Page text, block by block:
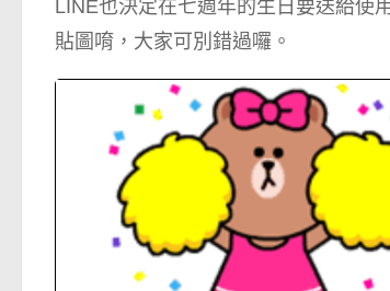
LINE也決定在七週年的生日要送給使
貼圖唷，大家可別錯過囉。